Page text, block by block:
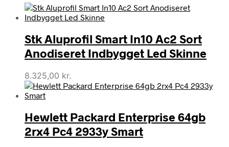
Stk Aluprofil Smart In10 Ac2 Sort
Anodiseret Indbygget Led Skinne
8.325,00 kr.
Hewlett Packard Enterprise 64gb
2rx4 Pc4 2933y Smart